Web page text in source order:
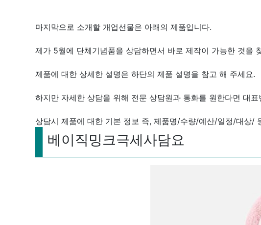
마지막으로 소개할 개업선물은 아래의 제품입니다.
제가 5월에 단체기념품을 상담하면서 바로 제작이 가능한 것을
제품에 대한 상세한 설명은 하단의 제품 설명을 참고 해 주세요.
하지만 자세한 상담을 위해 전문 상담원과 통화를 원한다면 대
상담시 제품에 대한 기본 정보 즉, 제품명/수량/예산/일정/대상/
베이직밍크극세사담요